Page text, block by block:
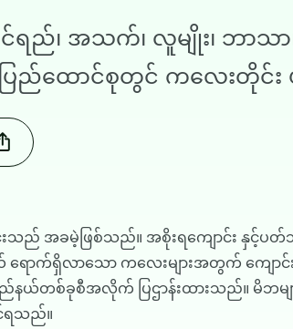
င်ရည်၊ အသက်၊ လူမျိုး၊ ဘာသ
ြည်ထောင်စုတွင် ကလေးတိုင်
းသည် အခမဲ့ဖြစ်သည်။ အစိုးရကျောင်း နှင့်
ာက်ရှိလာသော ကလေးများအတွက် ကျောင်
ယ်တစ်ခုစီအလိုက် ပြဌာန်းထားသည်။ မိဘမျာ
င်ရသည်။